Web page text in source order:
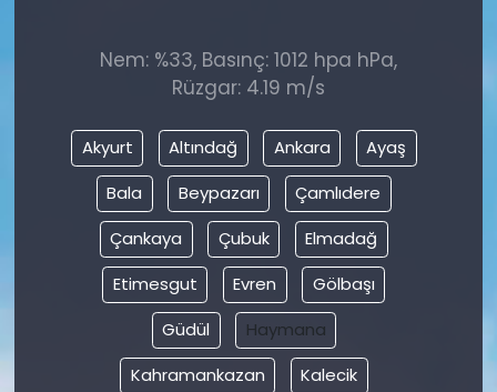
Nem: %33, Basınç: 1012 hpa hPa,
Rüzgar: 4.19 m/s
Akyurt Altındağ Ankara
Ayaş
Bala
Beypazarı
Çamlıdere
Çankaya
Çubuk
Elmadağ
Etimesgut
Evren
Gölbaşı
Güdül
Haymana
Kahramankazan
Kalecik